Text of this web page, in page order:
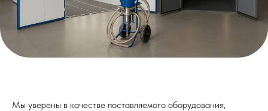
Мы уверены в качестве поставляемого оборудования,